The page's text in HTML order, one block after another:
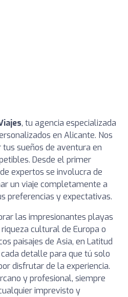
, tu agencia especializada
en Alicante. Nos
sueños de aventura en
Desde el primer
expertos se involucra de
un viaje completamente a
preferencias y expectativas.
las impresionantes playas
cultural de Europa o
paisajes de Asia, en Latitud
detalle para que tú solo
disfrutar de la experiencia.
y profesional, siempre
imprevisto y